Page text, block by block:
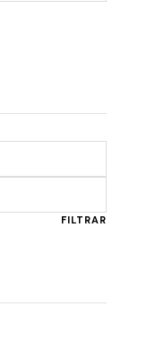
mínimo
máximo
FILTRAR